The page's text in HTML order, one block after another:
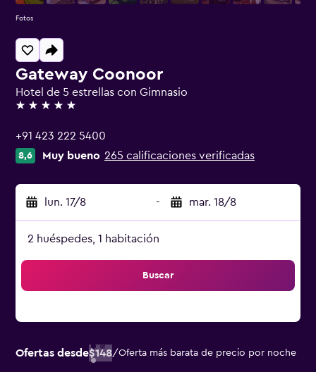
Gateway Coonoor
Hotel de 5 estrellas con Gimnasio
5 estrellas
+91 423 222 5400
8,6 Muy bueno 265 calificaciones verificadas
lun. 17/8 - mar. 18/8
2 huéspedes, 1 habitación
Buscar
Ofertas desde$148/Oferta más barata de precio por noche
Fotos